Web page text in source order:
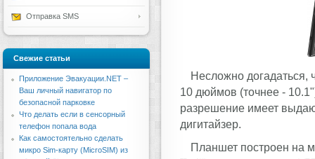
Несложно догадаться,
10 дюймов (точнее -
разрешение имеет
дигитайзер.
Планшет построен на
Отправка SMS
Свежие статьи
Приложение Эвакуации.NET –
Ваш личный навигатор по
безопасной парковке
Что делать если в сенсорный
телефон попала вода
Как самостоятельно сделать
микро Sim-карту (MicroSIM) из